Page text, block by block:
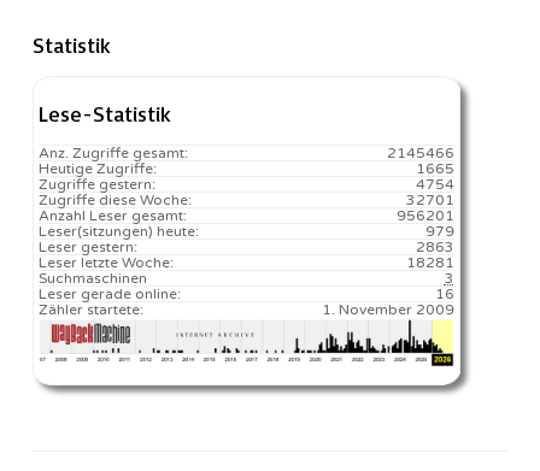
Statistik
Lese-Statistik
2145466
Anz. Zugriffe gesamt:
1665
Heutige Zugriffe:
4754
Zugriffe gestern:
32701
Zugriffe diese Woche:
956201
Anzahl Leser gesamt:
979️
Leser(sitzungen) heute:
2863
Leser gestern:
18281️
Leser letzte Woche:
3
Suchmaschinen
16
Leser gerade online:
1. November 2009
Zähler startete: